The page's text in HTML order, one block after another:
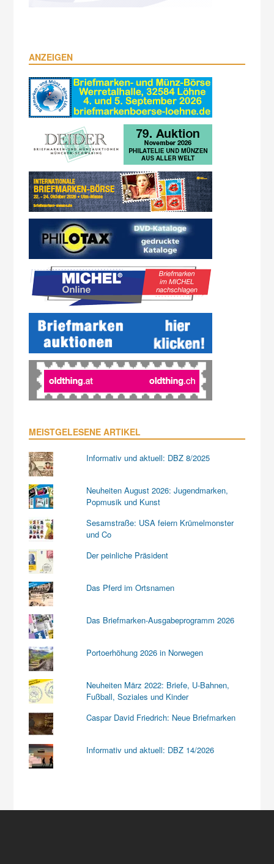
ANZEIGEN
MEISTGELESENE ARTIKEL
Informativ und aktuell: DBZ 8/2025
Neuheiten August 2026: Jugendmarken,
Popmusik und Kunst
Sesamstraße: USA feiern Krümelmonster
und Co
Der peinliche Präsident
Das Pferd im Ortsnamen
Das Briefmarken-Ausgabeprogramm 2026
Portoerhöhung 2026 in Norwegen
Neuheiten März 2022: Briefe, U-Bahnen,
Fußball, Soziales und Kinder
Caspar David Friedrich: Neue Briefmarken
Informativ und aktuell: DBZ 14/2026